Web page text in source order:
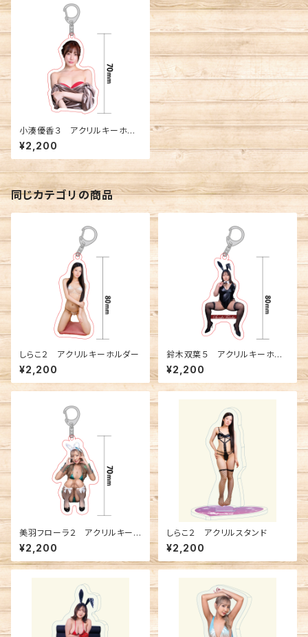
小湊優香３ アクリルキーホル
ダー
¥2,200
同じカテゴリの商品
しらこ２ アクリルキーホルダー
¥2,200
鈴木双葉５ アクリルキーホル
ダー
¥2,200
美羽フローラ２ アクリルキー
ホルダー
¥2,200
しらこ２ アクリルスタンド
¥2,200